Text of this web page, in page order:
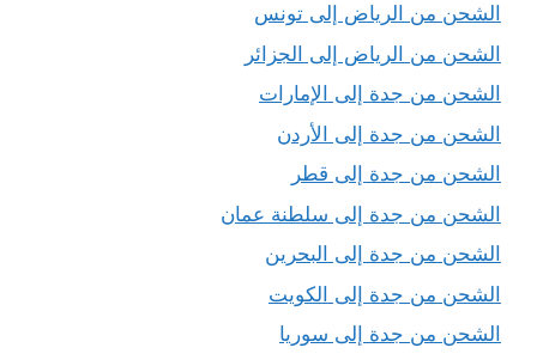
الشحن من الرياض إلى تونس
الشحن من الرياض إلى الجزائر
الشحن من جدة إلى الإمارات
الشحن من جدة إلى الأردن
الشحن من جدة إلى قطر
الشحن من جدة إلى سلطنة عمان
الشحن من جدة إلى البحرين
الشحن من جدة إلى الكويت
الشحن من جدة إلى سوريا